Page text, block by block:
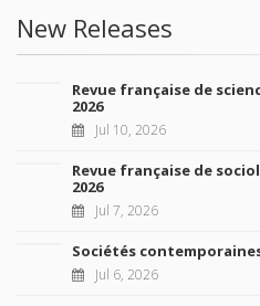
New Releases
Revue française de
2026
Jul 10, 2026
Revue française de
2026
Jul 7, 2026
Sociétés contemporaines
Jul 6, 2026